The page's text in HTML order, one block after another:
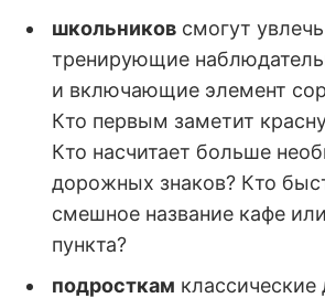
школьниковсмогут
тренирующие
и включающие элемент
Кто первым заметит
Кто насчитает больше
дорожных знаков? Кто
смешное название кафе
пункта?
подросткам